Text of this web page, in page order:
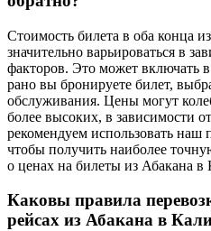
Стоимость билета в оба конца
значительно варьироваться в
факторов. Это может включать в
рано вы бронируете билет,
обслуживания. Цены могут
более высоких, в зависимости
рекомендуем использовать наш
чтобы получить наиболее
о ценах на билеты из Абакана в
Каковы правила
рейсах из Абакана в